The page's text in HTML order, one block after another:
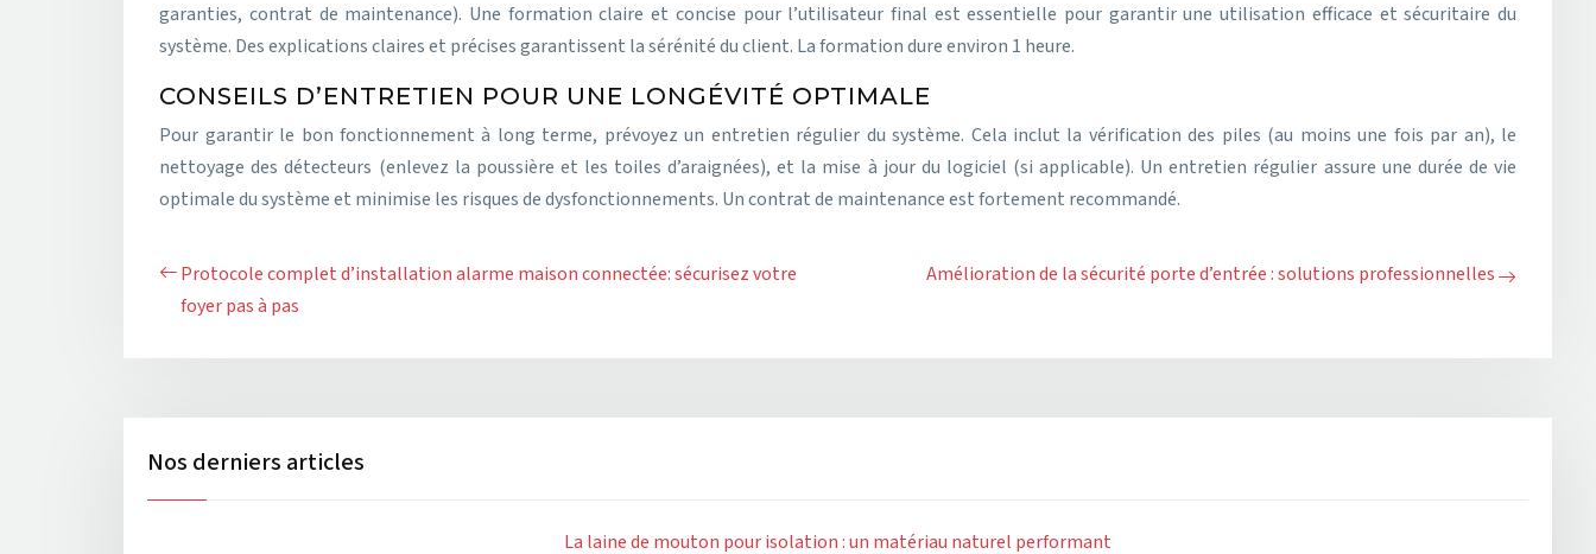
garanties, contrat de maintenance). Une formation claire et concise pour l’utilisateur final est essentielle pour garantir une utilisation efficace et sécuritaire du
système. Des explications claires et précises garantissent la sérénité du client. La formation dure environ 1 heure.
CONSEILS D’ENTRETIEN POUR UNE LONGÉVITÉ OPTIMALE
Pour garantir le bon fonctionnement à long terme, prévoyez un entretien régulier du système. Cela inclut la vérification des piles (au moins une fois par an), le
nettoyage des détecteurs (enlevez la poussière et les toiles d’araignées), et la mise à jour du logiciel (si applicable). Un entretien régulier assure une durée de vie
optimale du système et minimise les risques de dysfonctionnements. Un contrat de maintenance est fortement recommandé.
Protocole complet d’installation alarme maison connectée: sécurisez votre
foyer pas à pas
Amélioration de la sécurité porte d’entrée : solutions professionnelles
Nos derniers articles
La laine de mouton pour isolation : un matériau naturel performant